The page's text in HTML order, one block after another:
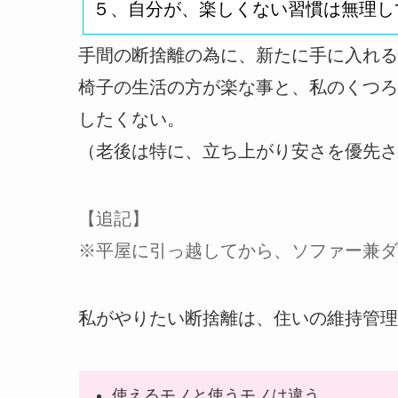
５、自分が、楽しくない習慣は無理
手間の断捨離の為に、新たに手に入れ
椅子の生活の方が楽な事と、私のくつ
したくない。
（老後は特に、立ち上がり安さを優先
【追記】
※平屋に引っ越してから、ソファー兼
私がやりたい断捨離は、住いの維持管